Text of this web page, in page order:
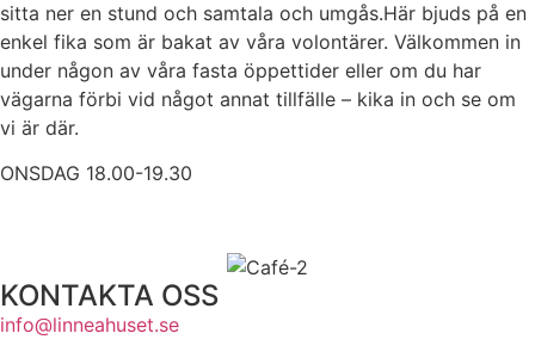
sitta ner en stund och samtala och umgås.Här bjuds på en
enkel fika som är bakat av våra volontärer. Välkommen in
under någon av våra fasta öppettider eller om du har
vägarna förbi vid något annat tillfälle – kika in och se om
vi är där.
ONSDAG 18.00-19.30
KONTAKTA OSS
info@linneahuset.se